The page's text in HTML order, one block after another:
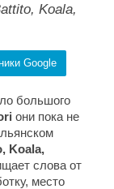
Koala,
Google
большого
они пока не
Koala,
слова от
место